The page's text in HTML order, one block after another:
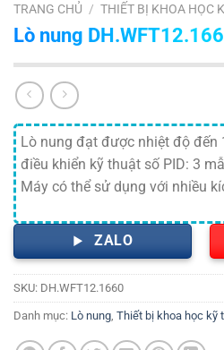
TRANG CHỦ / THIẾT BỊ KHOA HỌC
Lò nung
Lò nung đạt được nhiệt độ đến
điều khiển kỹ thuật số PID: 3
Máy có thể sử dụng với nhiều
ZALO
SKU: DH.WFT12.1660
Danh mục: Lò nung Thiết bị khoa học kỹ